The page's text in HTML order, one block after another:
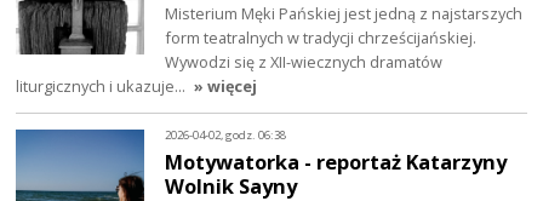
Misterium Męki Pańskiej jest jedną z najstarszych
form teatralnych w tradycji chrześcijańskiej.
Wywodzi się z XII-wiecznych dramatów
liturgicznych i ukazuje… » więcej
2026-04-02, godz. 06:38
Motywatorka - reportaż Katarzyny
Wolnik Sayny